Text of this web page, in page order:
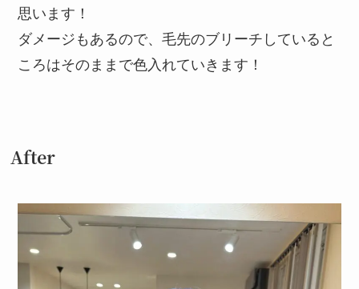
思います！
ダメージもあるので、毛先のブリーチしていると
ころはそのままで色入れていきます！
After